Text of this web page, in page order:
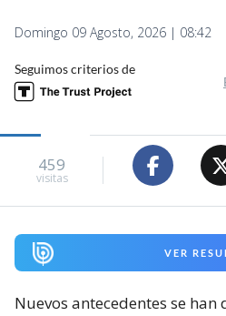
Domingo 09 Agosto, 2026 | 08:42
Seguimos criterios de
459
visitas
VER
Nuevos antecedentes se han